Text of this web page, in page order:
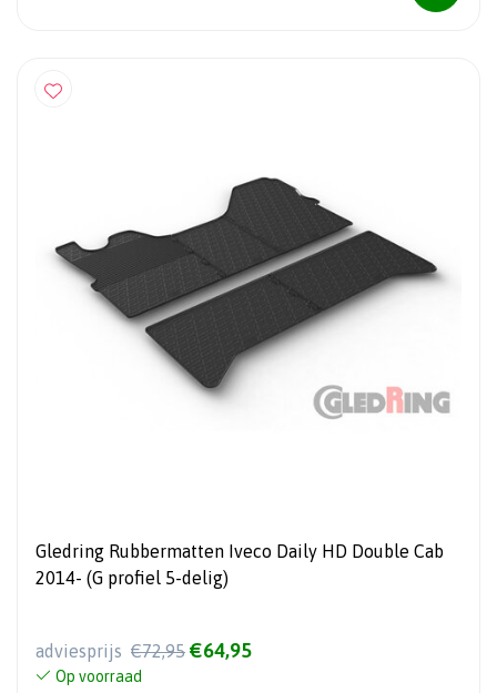
Gledring Rubbermatten Iveco Daily HD Double Cab
2014- (G profiel 5-delig)
adviesprijs €72,95 €64,95
Op voorraad